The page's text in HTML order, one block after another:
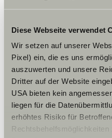
Diese Webseite verwendet
Wir setzen auf unserer
Pixel) ein, die es uns
auszuwerten und unsere
Dritter auf der Website
USA bieten kein
liegen für die
erhöhtes Risiko für
Kategorien Betroffener:
besuchte Webseiten,
Zugriffszeiten), Meta- und
Geräteinformationen, IP-
E-Mail-Adresse,
Textangaben, Fotografien,
Zwecke der Verarbeitung:
Reichweitenmessung,
Webseiten-Interaktion,